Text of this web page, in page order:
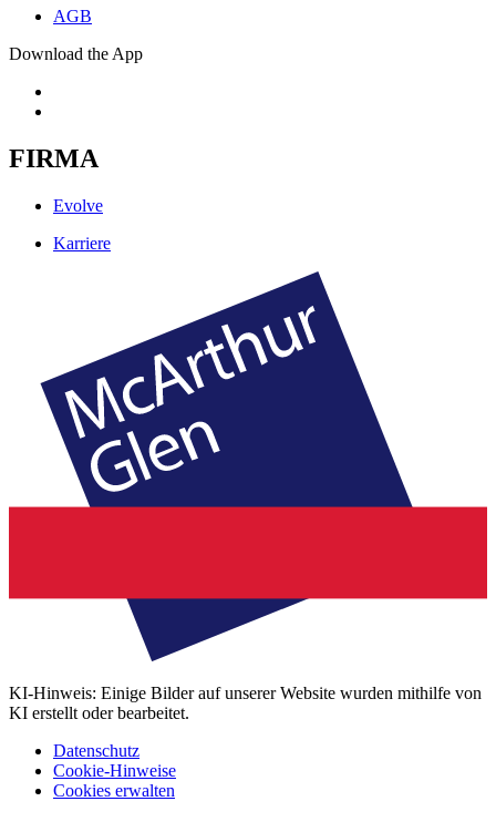
AGB
Download the App
FIRMA
Evolve
Karriere
KI-Hinweis: Einige Bilder auf unserer Website wurden mithilfe von
KI erstellt oder bearbeitet.
Datenschutz
Cookie-Hinweise
Cookies erwalten